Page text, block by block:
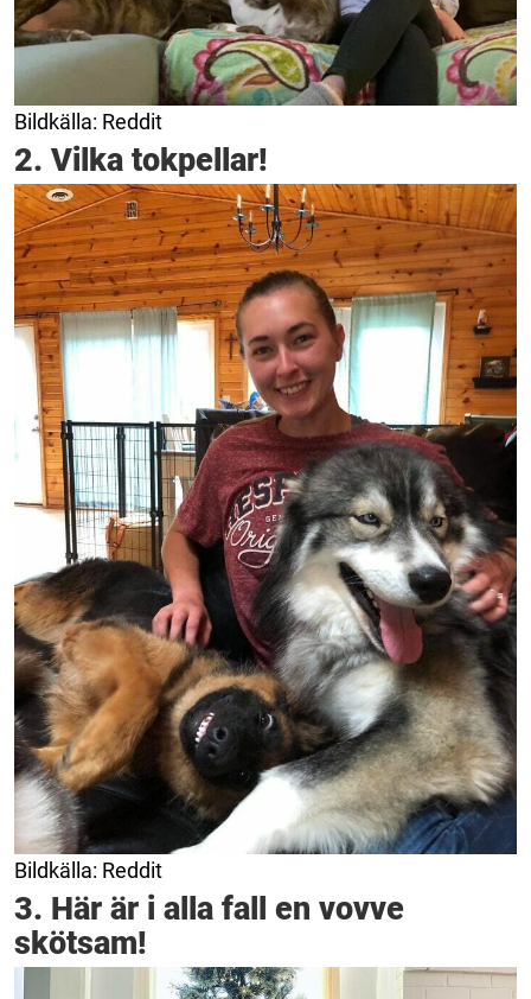
Bildkälla: Reddit
2. Vilka tokpellar!
Bildkälla: Reddit
3. Här är i alla fall en vovve
skötsam!